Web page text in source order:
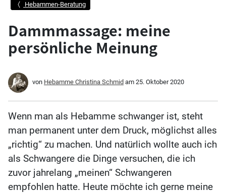
Hebammen-Beratung
Dammmassage: meine
persönliche Meinung
von Hebamme Christina Schmid am 25. Oktober 2020
Wenn man als Hebamme schwanger ist, steht
man permanent unter dem Druck, möglichst alles
„richtig“ zu machen. Und natürlich wollte auch ich
als Schwangere die Dinge versuchen, die ich
zuvor jahrelang „meinen“ Schwangeren
empfohlen hatte. Heute möchte ich gerne meine